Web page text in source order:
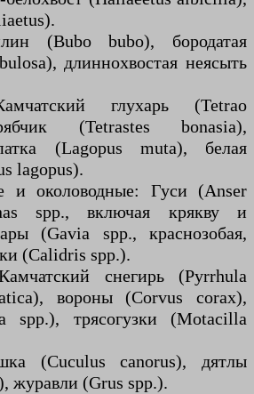
(Bubo bubo), бородатая
длиннохвостая неясыть
глухарь (Tetrao
(Tetrastes bonasia),
(Lagopus muta), белая
lagopus).
и околоводные: Гуси (Anser
spp., включая крякву и
(Gavia spp., краснозобая,
(Calidris spp.).
снегирь (Pyrrhula
вороны (Corvus corax),
spp.), трясогузки (Motacilla
(Cuculus canorus), дятлы
журавли (Grus spp.).